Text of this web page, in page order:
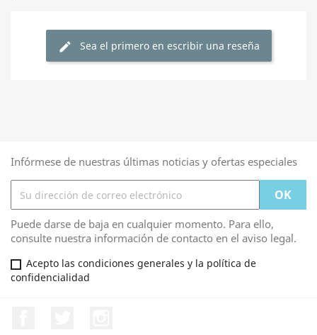
edit Sea el primero en escribir una reseña
Infórmese de nuestras últimas noticias y ofertas especiales
Puede darse de baja en cualquier momento. Para ello,
consulte nuestra información de contacto en el aviso legal.
Acepto las condiciones generales y la política de
confidencialidad